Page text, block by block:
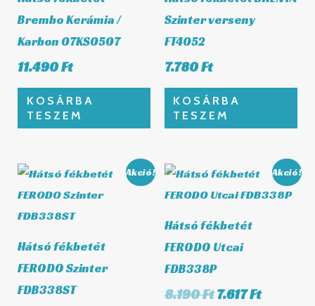
Brembo Kerámia /
Karbon 07KS0507
11.490Ft
KOSÁRBA
TESZEM
Szinter verseny
FT4052
7.780Ft
KOSÁRBA
TESZEM
Akció!
Hátsó fékbetét
FERODO Szinter
FDB338ST
Original
price
Current
price
10.211 Ft.
Akció!
Hátsó fékbetét
FERODO Utcai
FDB338P
8.190Ft
Original
price
8.190 Ft.
7.617Ft
Current
price